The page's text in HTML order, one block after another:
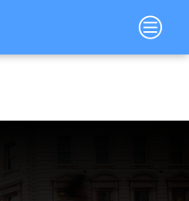
Main
Menu